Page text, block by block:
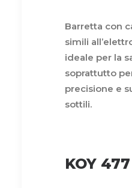
Barretta con
simili
ideale per la
soprattutto
precisione e
sottili.
KOY 477